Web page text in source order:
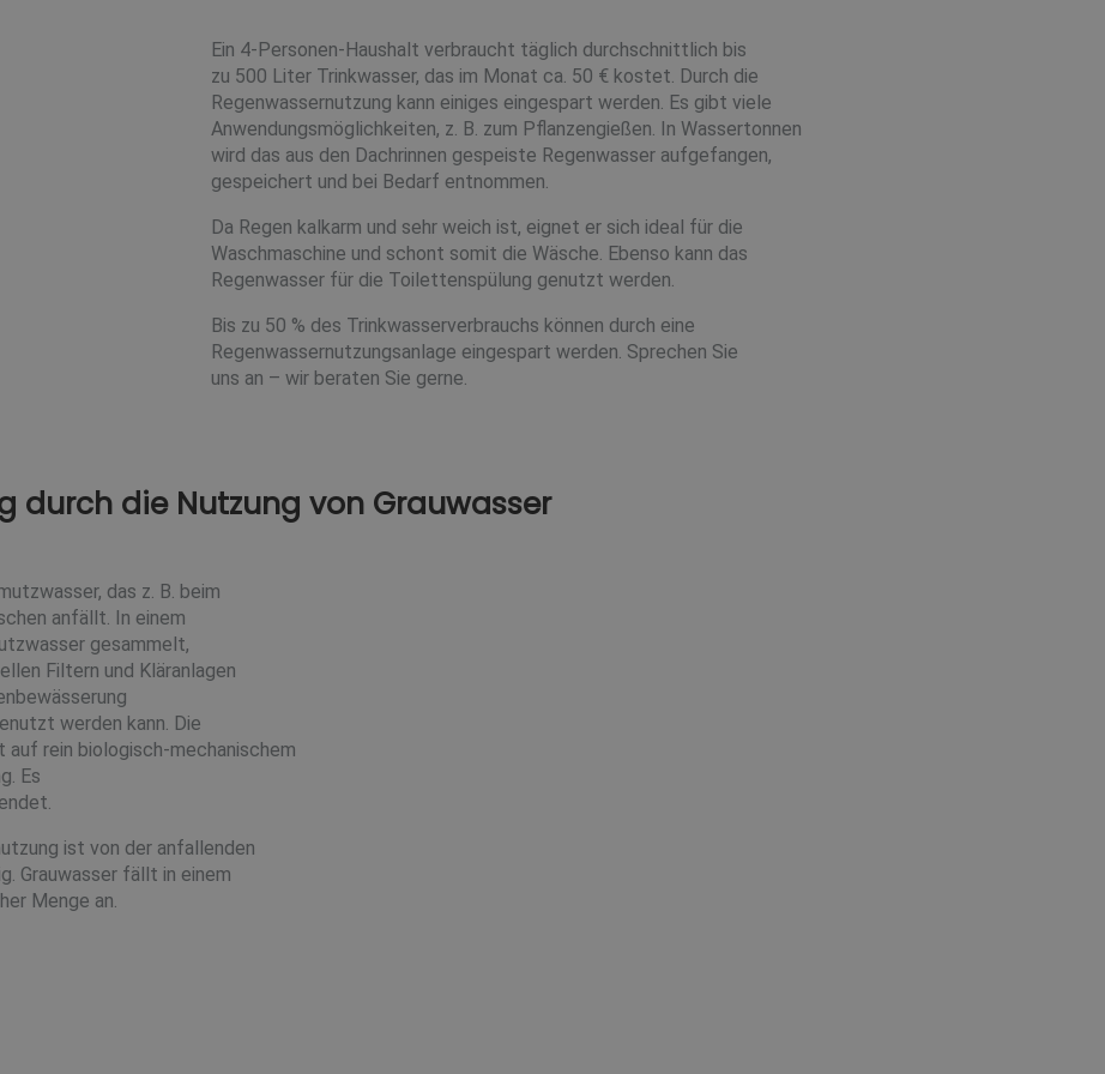
Ein 4-Personen-Haushalt verbraucht täglich durchschnittlich bis
zu 500 Liter Trinkwasser, das im Monat ca. 50 € kostet. Durch die
Regenwassernutzung kann einiges eingespart werden. Es gibt viele
Anwendungsmöglichkeiten, z. B. zum Pflanzengießen. In Wassertonnen
wird das aus den Dachrinnen gespeiste Regenwasser aufgefangen,
gespeichert und bei Bedarf entnommen.
Da Regen kalkarm und sehr weich ist, eignet er sich ideal für die
Waschmaschine und schont somit die Wäsche. Ebenso kann das
Regenwasser für die Toilettenspülung genutzt werden.
Bis zu 50 % des Trinkwasserverbrauchs können durch eine
Regenwassernutzungsanlage eingespart werden. Sprechen Sie
uns an – wir beraten Sie gerne.
durch die Nutzung von Grauwasser
das z. B. beim
anfällt. In einem
gesammelt,
Filtern und Kläranlagen
werden kann. Die
rein biologisch-mechanischem
Es
ist von der anfallenden
Grauwasser fällt in einem
Menge an.